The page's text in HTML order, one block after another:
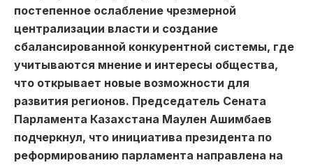
постепенное ослабление чрезмерной
централизации власти и создание
сбалансированной конкурентной системы, где
учитываются мнение и интересы общества,
что открывает новые возможности для
развития регионов. Председатель Сената
Парламента Казахстана Маулен Ашимбаев
подчеркнул, что инициатива президента по
реформированию парламента направлена на